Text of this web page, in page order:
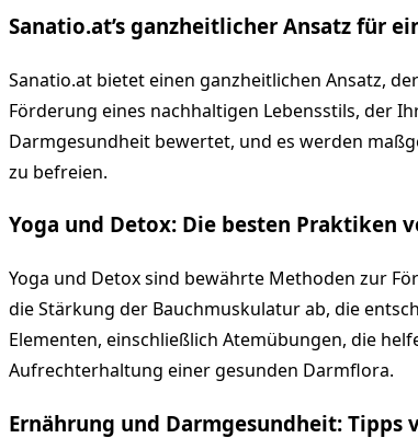
Sanatio.at’s ganzheitlicher Ansatz für
Sanatio.at bietet einen ganzheitlichen Ansatz,
Förderung eines nachhaltigen Lebensstils, der
Darmgesundheit bewertet, und es werden
zu befreien.
Yoga und Detox: Die besten Praktiken
Yoga und Detox sind bewährte Methoden zur
die Stärkung der Bauchmuskulatur ab, die
Elementen, einschließlich Atemübungen, die
Aufrechterhaltung einer gesunden Darmflora.
Ernährung und Darmgesundheit: